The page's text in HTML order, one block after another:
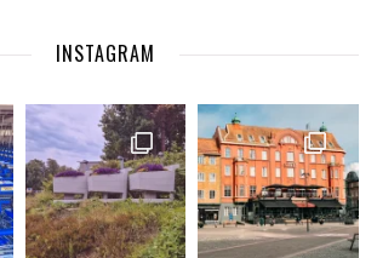
INSTAGRAM